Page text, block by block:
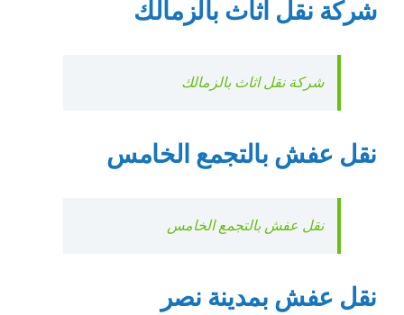
شركة نقل اثاث بالزمالك
شركة نقل اثاث بالزمالك
نقل عفش بالتجمع الخامس
نقل عفش بالتجمع الخامس
نقل عفش بمدينة نصر